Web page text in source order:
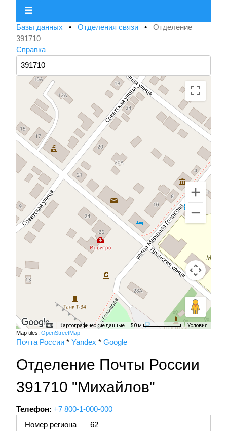
☰
Базы данных • Отделения связи • Отделение
391710
Справка
Картографические данные 50 м Условия
Map tiles: OpenStreetMap
Почта России * Yandex * Google
Отделение Почты России
391710 "Михайлов"
Телефон: +7 800-1-000-000
Номер региона
62